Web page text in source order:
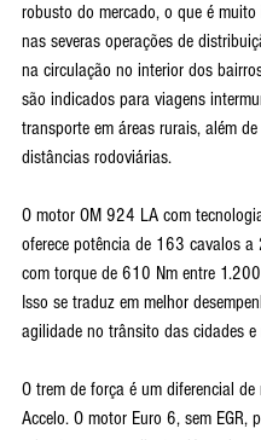
robusto do mercado, o que é
nas severas operações de
na circulação no interior dos
são indicados para viagens
transporte em áreas rurais, além
distâncias rodoviárias.
O motor OM 924 LA com
oferece potência de 163 cavalos
com torque de 610 Nm entre
Isso se traduz em melhor
agilidade no trânsito das cidades
O trem de força é um diferencial de
Accelo. O motor Euro 6, sem EGR,